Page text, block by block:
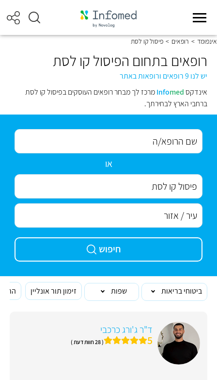
אינפומד > רופאים > פיסול קו לסת
רופאים בתחום הפיסול קו לסת
יש לנו 9 רופאים ורופאות באתר
אינדקס
Infomed
מרכז לך מבחר רופאים העוסקים בפיסול קו לסת
ברחבי הארץ לבחירתך.
או
חיפוש
ביטוחי בריאות שפות זימון תור אונליין
ד"ר ג'ורג כרכבי
5 ( 28 חוות דעת )